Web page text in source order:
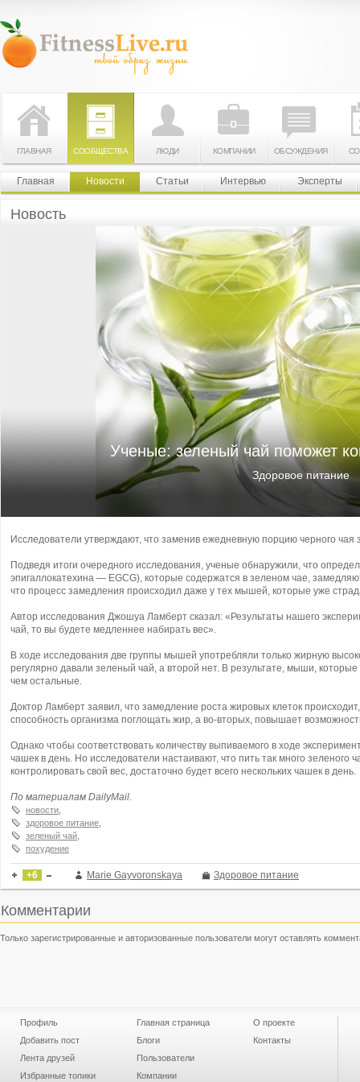
ГЛАВНАЯ СООБЩЕСТВА ЛЮДИ КОМПАНИИ ОБСУЖДЕНИЯ
Главная Новости Статьи Интервью Эксперты
Новость
Ученые: зеленый чай поможет
Здоровое питание
Исследователи утверждают, что заменив ежедневную порцию черного чая
Подведя итоги очередного исследования, ученые обнаружили, что
эпигаллокатехина — EGCG), которые содержатся в зеленом чае,
что процесс замедления происходил даже у тех мышей, которые уже
Автор исследования Джошуа Ламберт сказал: «Результаты нашего
чай, то вы будете медленнее набирать вес».
В ходе исследования две группы мышей употребляли только жирную
регулярно давали зеленый чай, а второй нет. В результате, мыши,
чем остальные.
Доктор Ламберт заявил, что замедление роста жировых клеток
способность организма поглощать жир, а во-вторых, повышает
Однако чтобы соответствовать количеству выпиваемого в ходе
чашек в день. Но исследователи настаивают, что пить так много зеленого
контролировать свой вес, достаточно будет всего нескольких чашек в день.
По материалам DailyMail.
новости
здоровое питание
зеленый чай
похудение
+6 Marie Gayvoronskaya Здоровое питание
Комментарии
Только зарегистрированные и авторизованные пользователи могут оставлять
Профиль
Добавить пост
Лента друзей
Избранные топики
Главная страница
Блоги
Пользователи
Компании
О проекте
Контакты